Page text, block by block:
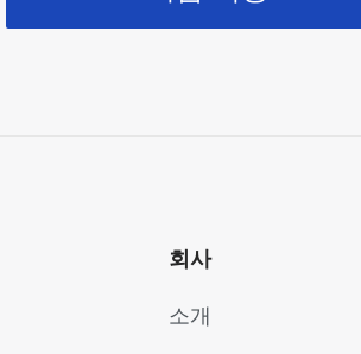
회사
소개